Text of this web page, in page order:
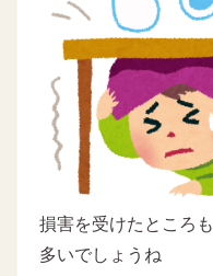
損害を受けたところも
多いでしょうね